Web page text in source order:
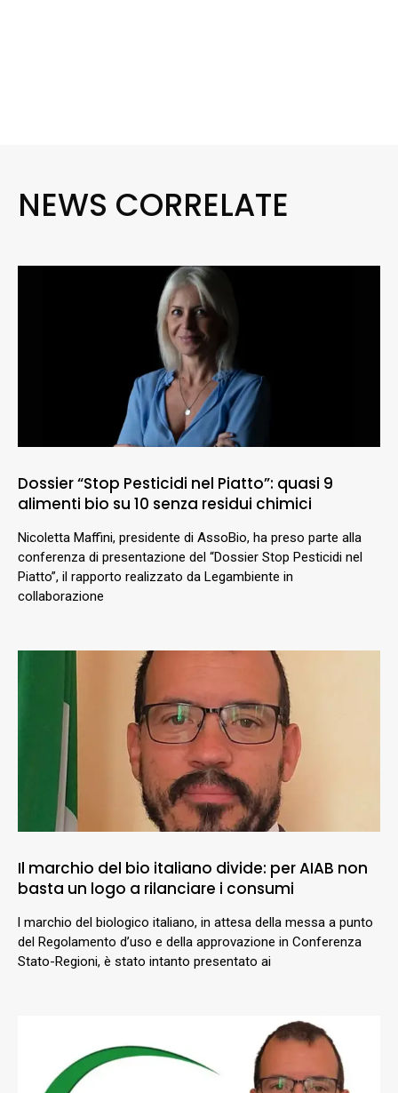
NEWS CORRELATE
Dossier “Stop Pesticidi nel Piatto”: quasi 9
alimenti bio su 10 senza residui chimici
Nicoletta Maffini, presidente di AssoBio, ha preso parte alla
conferenza di presentazione del “Dossier Stop Pesticidi nel
Piatto”, il rapporto realizzato da Legambiente in
collaborazione
Il marchio del bio italiano divide: per AIAB non
basta un logo a rilanciare i consumi
l marchio del biologico italiano, in attesa della messa a punto
del Regolamento d’uso e della approvazione in Conferenza
Stato-Regioni, è stato intanto presentato ai